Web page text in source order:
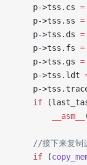
    p->tss.cs
=
    p->tss.ss
=
    p->tss.ds
=
    p->tss.fs
=
    p->tss.gs
=
    p->tss.ldt
p-
    if
        __asm__
//接下来复制
    if
(